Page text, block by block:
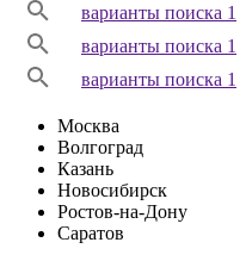
варианты поиска 1
варианты поиска 1
варианты поиска 1
Москва
Волгоград
Казань
Новосибирск
Ростов-на-Дону
Саратов